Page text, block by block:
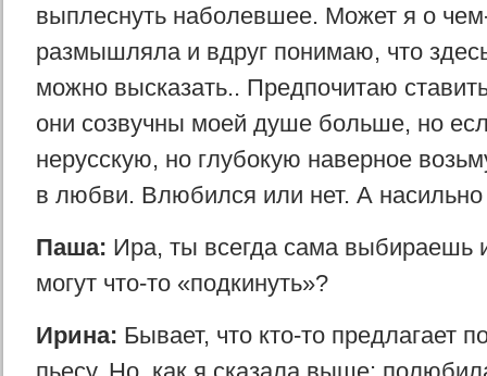
выплеснуть наболевшее. Может я о
размышляла и вдруг понимаю, что
можно высказать.. Предпочитаю
они созвучны моей душе больше, но
нерусскую, но глубокую наверное
в любви. Влюбился или нет. А
Паша: Ира, ты всегда сама выбираешь
могут что-то «подкинуть»?
Ирина: Бывает, что кто-то предлагает